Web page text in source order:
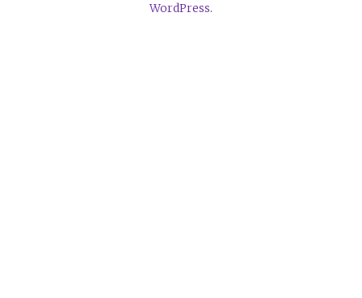
WordPress.